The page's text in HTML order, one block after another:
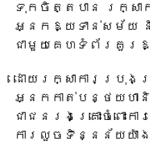
ទុកចិត្តបាន រក្
អ្នកឱ្យទាន់សម័យ និ
ជាមួយគេហទំព័រគួ
ដោយរក្សាការប្រុ
អ្នកកាត់បន្ថយហា
ជាជនរងគ្រោះចំពោះក
ការលួចទិន្នន័យយ៉ាង